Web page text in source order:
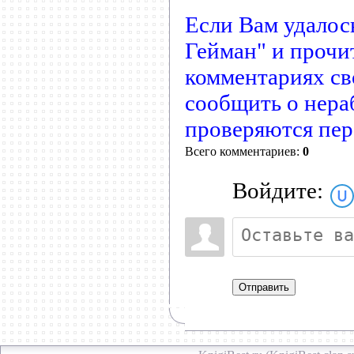
Если Вам
Гейман" и
комментариях
сообщить о
проверяются
Всего комментариев: 0
Войдите:
Отправить